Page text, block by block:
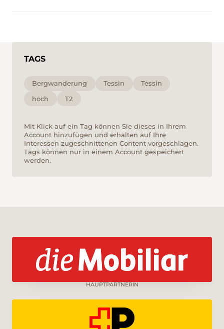
TAGS
Bergwanderung Tessin
Tessin
hoch
T2
Mit Klick auf ein Tag können Sie dieses in Ihrem
Account hinzufügen und erhalten auf Ihre
Interessen zugeschnittenen Content vorgeschlagen.
Tags können nur in einem Account gespeichert
werden.
HAUPTPARTNERIN